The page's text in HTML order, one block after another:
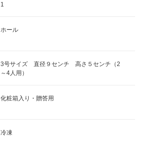
1
ホール
3号サイズ 直径９センチ 高さ５センチ（2
～4人用）
化粧箱入り・贈答用
冷凍